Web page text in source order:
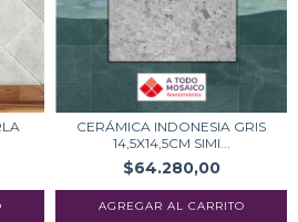
CERÁMICA INDONESIA GRIS
14,5X14,5CM SIMI...
$64.280,00